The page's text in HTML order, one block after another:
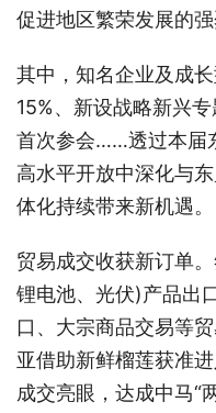
促进地区繁荣发展的强
其中，知名企业及成
15%、新设战略新兴
首次参会……透过本届
高水平开放中深化与
体化持续带来新机遇。
贸易成交收获新订单。
锂电池、光伏)产品出
口、大宗商品交易等
亚借助新鲜榴莲获准
成交亮眼，达成中马“